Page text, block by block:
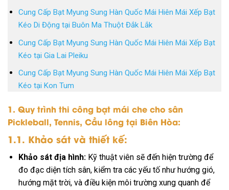
Cung Cấp Bạt Myung Sung Hàn Quốc Mái Hiên Mái Xếp Bạt
Kéo Di Động tại Buôn Ma Thuột Đắk Lắk
Cung Cấp Bạt Myung Sung Hàn Quốc Mái Hiên Mái Xếp Bạt
Kéo tại Gia Lai Pleiku
Cung Cấp Bạt Myung Sung Hàn Quốc Mái Hiên Mái Xếp Bạt
Kéo tại Kon Tum
1. Quy trình thi công bạt mái che cho sân
Pickleball, Tennis, Cầu lông tại Biên Hòa:
1.1. Khảo sát và thiết kế:
Khảo sát địa hình:Kỹ thuật viên sẽ đến hiện trường để
đo đạc diện tích sân, kiểm tra các yếu tố như hướng gió,
hướng mặt trời, và điều kiện môi trường xung quanh để